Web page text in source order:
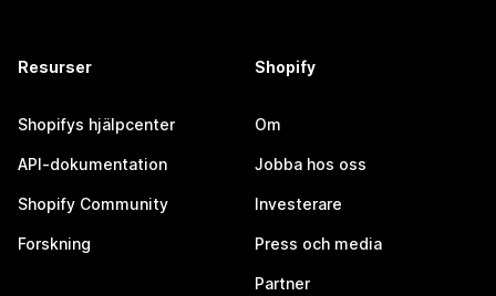
Resurser
Shopifys hjälpcenter
API-dokumentation
Shopify Community
Forskning
Shopify
Om
Jobba hos oss
Investerare
Press och media
Partner